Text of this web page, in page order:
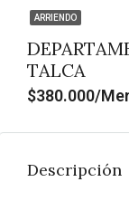
ARRIENDO
TALCA
$380.000/
Descripción